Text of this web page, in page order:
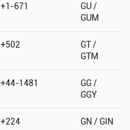
+1-671
GU /
GUM
+502
GT /
GTM
+44-1481
GG /
GGY
+224 GN / GIN